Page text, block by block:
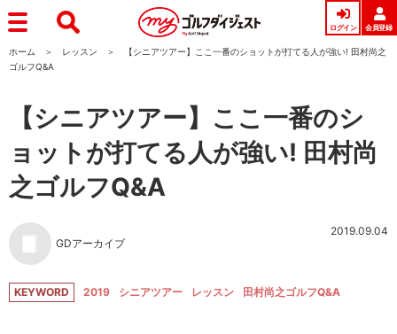
ログイン 会員登録
ホーム レッスン
【シニアツアー】ここ一番のショットが打てる人が強い! 田村尚之
ゴルフQ&A
【シニアツアー】ここ一番のシ
ョットが打てる人が強い! 田村尚
之ゴルフQ&A
GDアーカイブ
2019.09.04
KEYWORD 2019 シニアツアー レッスン 田村尚之ゴルフQ&A